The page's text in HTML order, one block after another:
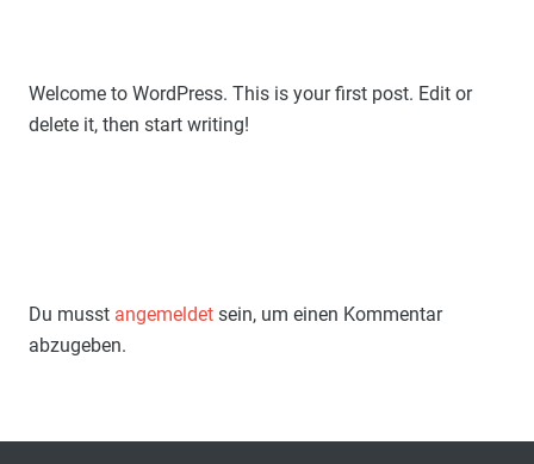
Welcome to WordPress. This is your first post. Edit or
delete it, then start writing!
Du musst angemeldet sein, um einen Kommentar
abzugeben.